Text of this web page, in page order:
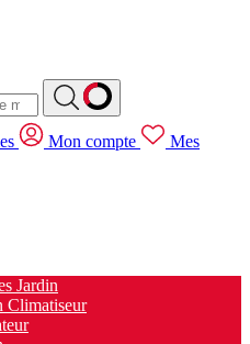
Mon compte
Mes
Jardin
Climatiseur